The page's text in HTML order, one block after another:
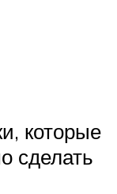
которые
сделать